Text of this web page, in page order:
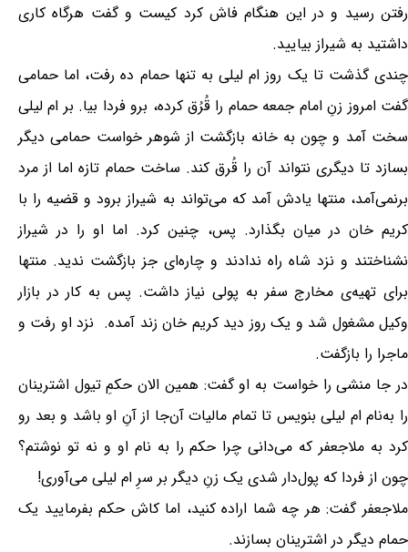
رفتن رسید و در این هنگام فاش کرد کیست و گفت هرگاه کاری
داشتید به شیراز بیایید.
چندی گذشت تا یک روز ام لیلی به تنها حمام ده رفت، اما حمامی
گفت امروز زنِ امام جمعه حمام را قُرُق کرده، برو فردا بیا. بر ام لیلی
سخت آمد و چون به خانه بازگشت از شوهر خواست حمامی دیگر
بسازد تا دیگری نتواند آن را قُرق کند. ساخت حمام تازه اما از مرد
برنمی‌آمد، منتها یادش آمد که می‌تواند به شیراز برود و قضیه را با
کریم خان در میان بگذارد. پس، چنین کرد. اما او را در شیراز
نشناختند و نزد شاه راه ندادند و چاره‌ای جز بازگشت ندید. منتها
برای تهیه‌ی مخارج سفر به پولی نیاز داشت. پس به کار در بازار
وکیل مشغول شد و یک روز دید کریم خان زند آمده. نزد او رفت و
ماجرا را بازگفت.
در جا منشی را خواست به او گفت: همین الان حکمِ تیول اشترینان
را به‌نام ام لیلی بنویس تا تمام مالیات آن‌جا از آنِ او باشد و بعد رو
کرد به ملاجعفر که می‌دانی چرا حکم را به نام او و نه تو نوشتم؟
چون از فردا که پول‌دار شدی یک زنِ دیگر بر سرِ ام لیلی می‌آوری!
ملاجعفر گفت‌: هر چه شما اراده کنید، اما کاش حکم بفرمایید یک
حمام دیگر در اشترینان بسازند.